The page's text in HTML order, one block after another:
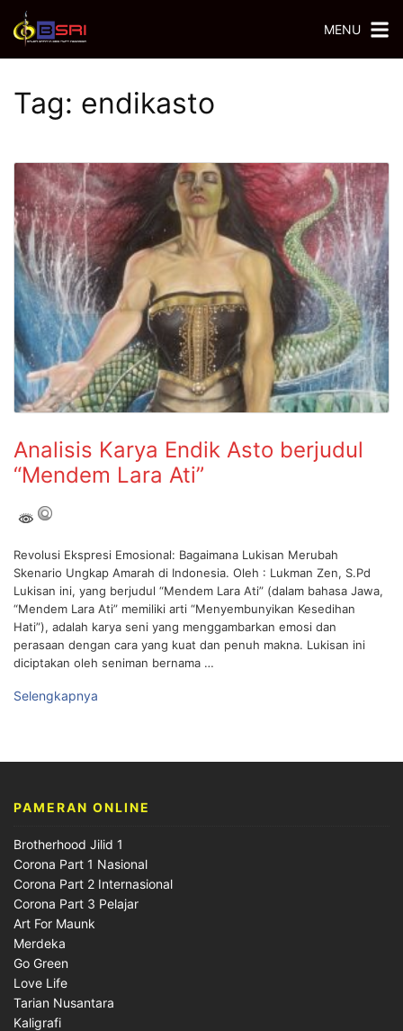
MENU
Tag: endikasto
Analisis Karya Endik Asto berjudul
“Mendem Lara Ati”
Revolusi Ekspresi Emosional: Bagaimana Lukisan Merubah
Skenario Ungkap Amarah di Indonesia. Oleh : Lukman Zen, S.Pd
Lukisan ini, yang berjudul “Mendem Lara Ati” (dalam bahasa Jawa,
“Mendem Lara Ati” memiliki arti “Menyembunyikan Kesedihan
Hati”), adalah karya seni yang menggambarkan emosi dan
perasaan dengan cara yang kuat dan penuh makna. Lukisan ini
diciptakan oleh seniman bernama …
Selengkapnya
PAMERAN ONLINE
Brotherhood Jilid 1
Corona Part 1 Nasional
Corona Part 2 Internasional
Corona Part 3 Pelajar
Art For Maunk
Merdeka
Go Green
Love Life
Tarian Nusantara
Kaligrafi